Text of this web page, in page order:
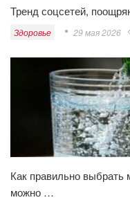
Тренд соцсетей,
Здоровье 29 мая 2026
Как правильно выбрать
можно …